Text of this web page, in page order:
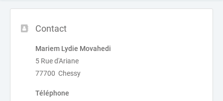
Contact
Mariem Lydie Movahedi
5 Rue d'Ariane
77700 Chessy
Téléphone